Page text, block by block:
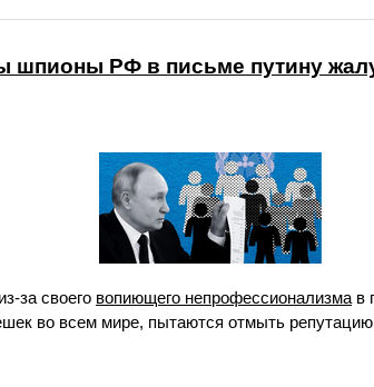
РФ в письме путину
за своего вопиющего непрофессионализмав
во всем мире, пытаются отмыть